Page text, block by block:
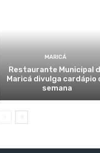
MARICÁ
Restaurante Municipal
Maricá divulga cardápio
semana